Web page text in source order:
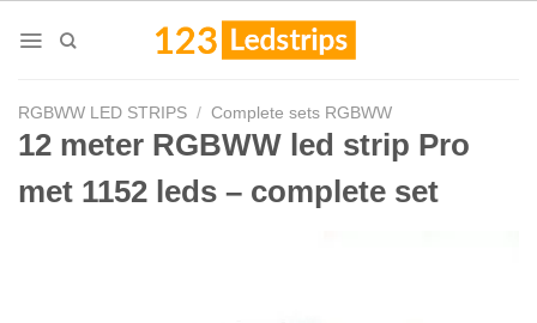
RGBWW LED STRIPS / Complete sets RGBWW
12 meter RGBWW led strip Pro
met 1152 leds – complete set